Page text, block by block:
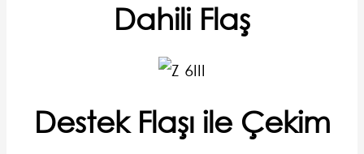
Dahili Flaş
Destek Flaşı ile Çekim